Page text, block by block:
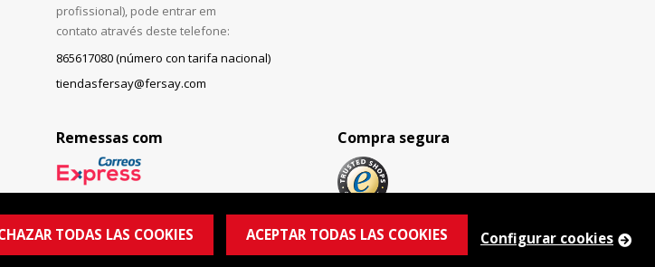
profissional), pode entrar em
contato através deste telefone:
865617080 (número con tarifa nacional)
tiendasfersay@fersay.com
Remessas com Compra segura
TODAS LAS COOKIES ACEPTAR TODAS LAS COOKIES Configurar cookies